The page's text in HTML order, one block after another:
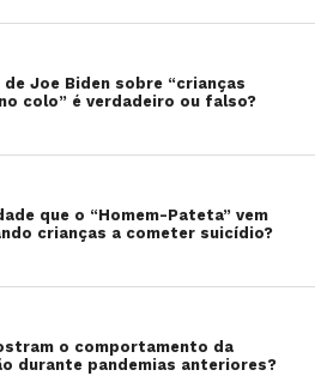
Joe Biden sobre “crianças
colo” é verdadeiro ou falso?
que o “Homem-Pateta” vem
crianças a cometer suicídio?
o comportamento da
durante pandemias anteriores?